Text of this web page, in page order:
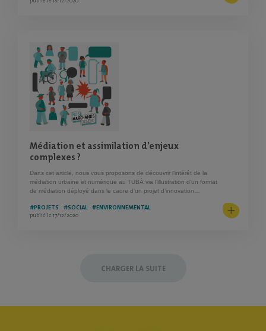
Médiation et assimilation d’enjeux
complexes ?
Dans cet article, nous vous proposons de découvrir l’intérêt de la
médiation urbaine et numérique au TUBÀ via l’illustration d’un format
de médiation déployé dans le cadre d’un projet d’innovation…
#PROJETS #SOCIAL #ENVIRONNEMENTAL
publié le 17/12/2020
CHARGER LA SUITE